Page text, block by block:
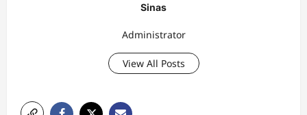
Sinas
Administrator
View All Posts